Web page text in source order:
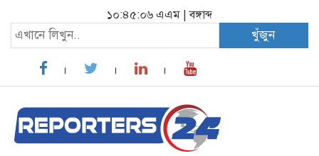
১০:৪৫:০৭ এএম |বঙ্গাব্দ
খুঁজুন